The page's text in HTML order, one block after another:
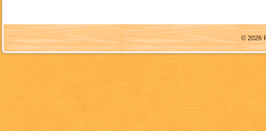
© 2026